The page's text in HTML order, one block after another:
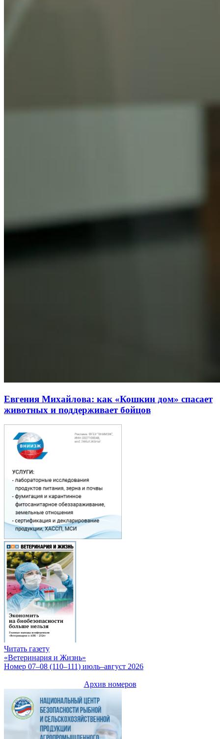
Евгения Михайлова: как «Кошкин дом» спасает
животных и поддерживает бойцов
Читать газету
«Ветеринария и Жизнь»
Номер 07–08 (110–111) июль–август 2026
Архив номеров